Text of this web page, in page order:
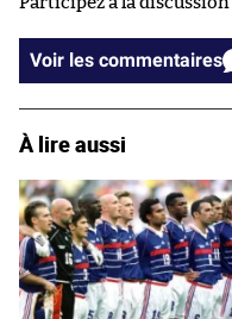
Voir les commentaires
À lire aussi